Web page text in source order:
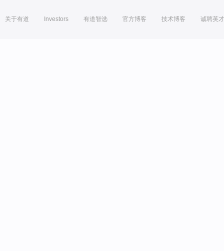
关于有道 Investors 有道智选 官方博客 技术博客 诚聘英才